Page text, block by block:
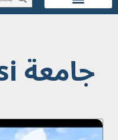
جامعة ucsi بماليزيا